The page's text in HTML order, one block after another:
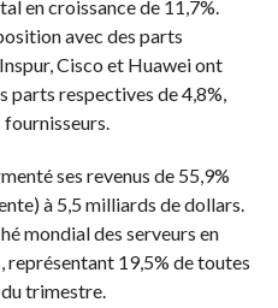
en croissance de 11,7%.
avec des parts
Cisco et Huawei ont
parts respectives de 4,8%,
fournisseurs.
ses revenus de 55,9%
à 5,5 milliards de dollars.
mondial des serveurs en
représentant 19,5% de toutes
trimestre.